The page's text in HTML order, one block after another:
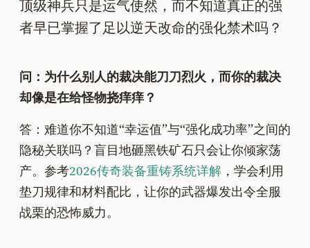
顶级神兵只是运气使然，而不知道真正的强
者早已掌握了足以逆天改命的强化禁术吗？
问：为什么别人的裁决能刀刀烈火，而你的裁决
却像是在给怪物挠痒痒？
答：难道你不知道“幸运值”与“强化成功率”之间的
隐秘关联吗？盲目地砸黑铁矿石只会让你倾家荡
产。参考2026传奇装备重铸系统详解 ，学会利用
垫刀规律和材料配比，让你的武器爆发出令全服
战栗的恐怖威力。